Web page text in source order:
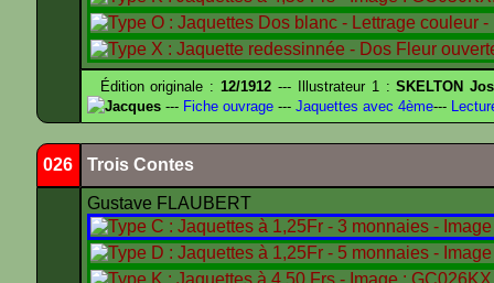
Édition originale :12/1912 --- Illustrateur 1 :SKELTON
Jacques --- Fiche ouvrage --- Jaquettes avec 4ème---
026 Trois Contes
Gustave FLAUBERT